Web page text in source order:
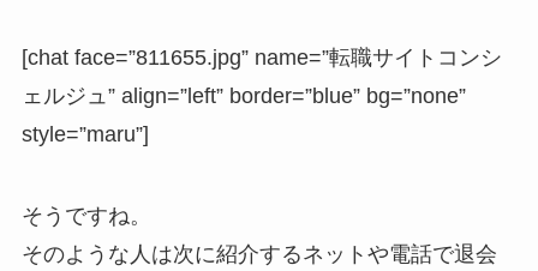
[chat face=”811655.jpg” name=”転職サイトコンシ
ェルジュ” align=”left” border=”blue” bg=”none”
style=”maru”]
そうですね。
そのような人は次に紹介するネットや電話で退会